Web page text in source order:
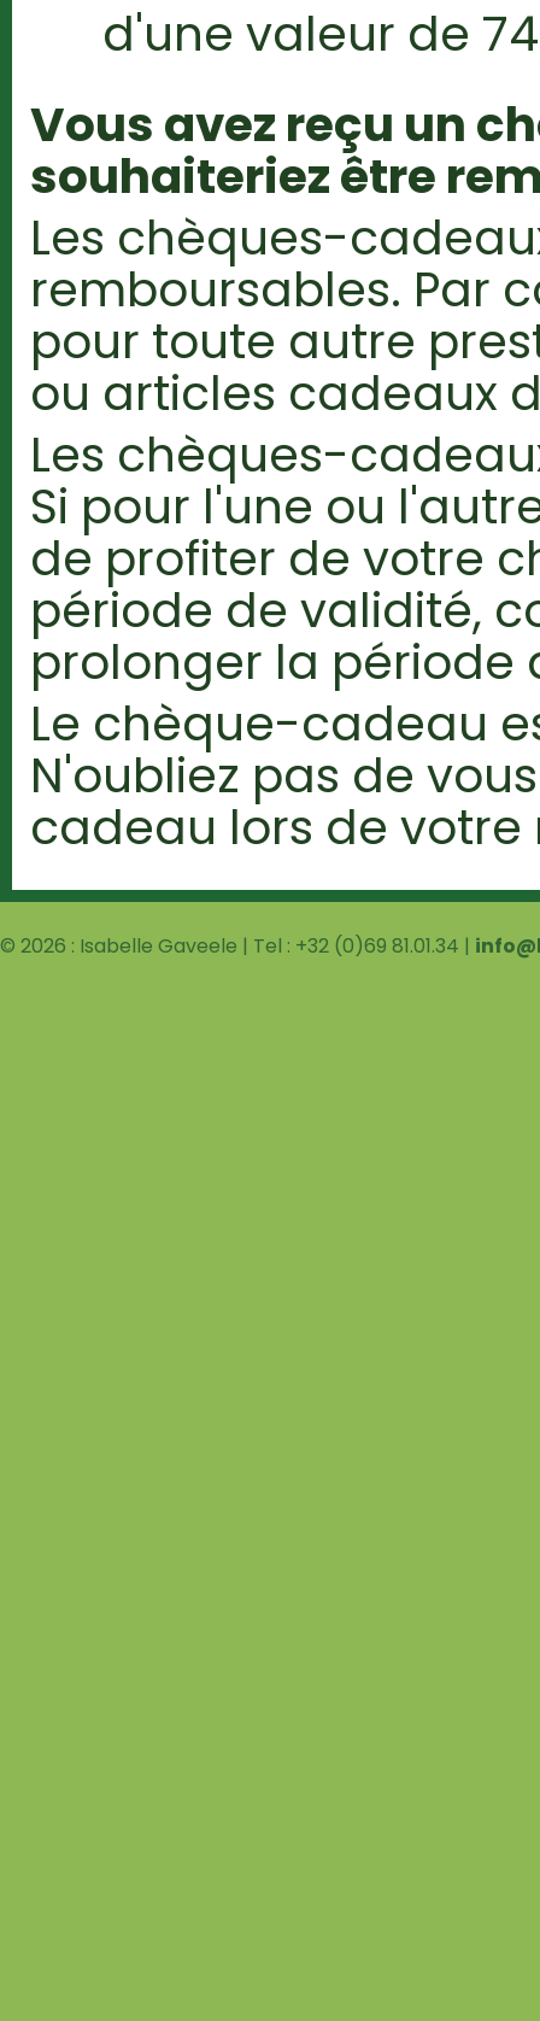
d'une valeur de
Vous avez reçu un
souhaiteriez être
Les chèques-
remboursables. Par
pour toute autre
ou articles cadeaux
Les chèques-
Si pour l'une ou
de profiter de votre
période de validité,
prolonger la période
Le chèque-cadeau
N'oubliez pas de
cadeau lors de
© 2026 : Isabelle Gaveele | Tel : +32 (0)69 81.01.34 |